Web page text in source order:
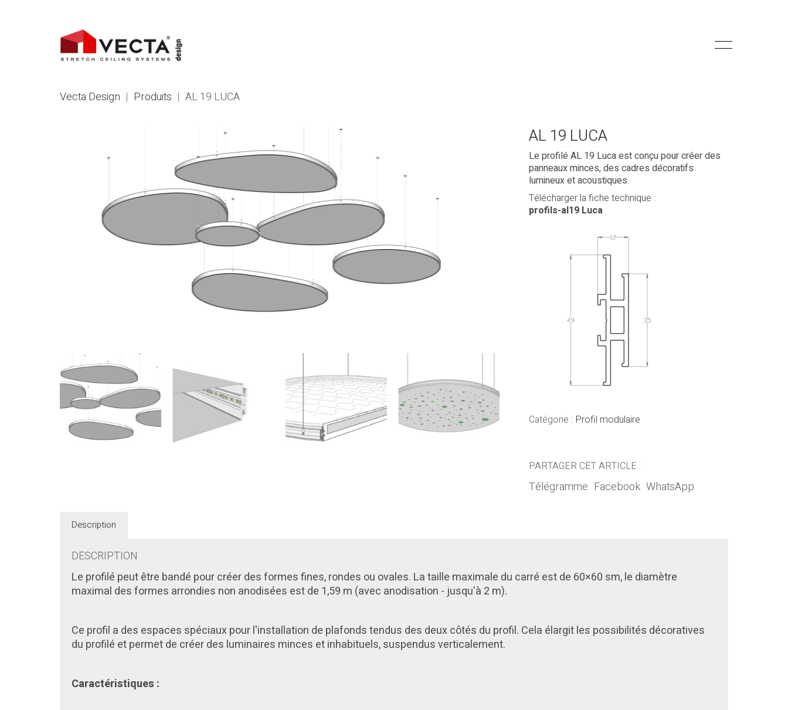
Vecta Design | Produits | AL 19 LUCA
AL 19 LUCA
Le profilé AL 19 Luca est conçu pour créer des
panneaux minces, des cadres décoratifs
lumineux et acoustiques.
Télécharger la fiche technique :
profils-al19 Luca
Catégorie : Profil modulaire
PARTAGER CET ARTICLE :
Télégramme Facebook WhatsApp
Description
DESCRIPTION
Le profilé peut être bandé pour créer des formes fines, rondes ou ovales. La taille maximale du carré est de 60×60 sm, le diamètre
maximal des formes arrondies non anodisées est de 1,59 m (avec anodisation - jusqu'à 2 m).
Ce profil a des espaces spéciaux pour l'installation de plafonds tendus des deux côtés du profil. Cela élargit les possibilités décoratives
du profilé et permet de créer des luminaires minces et inhabituels, suspendus verticalement.
Caractéristiques :